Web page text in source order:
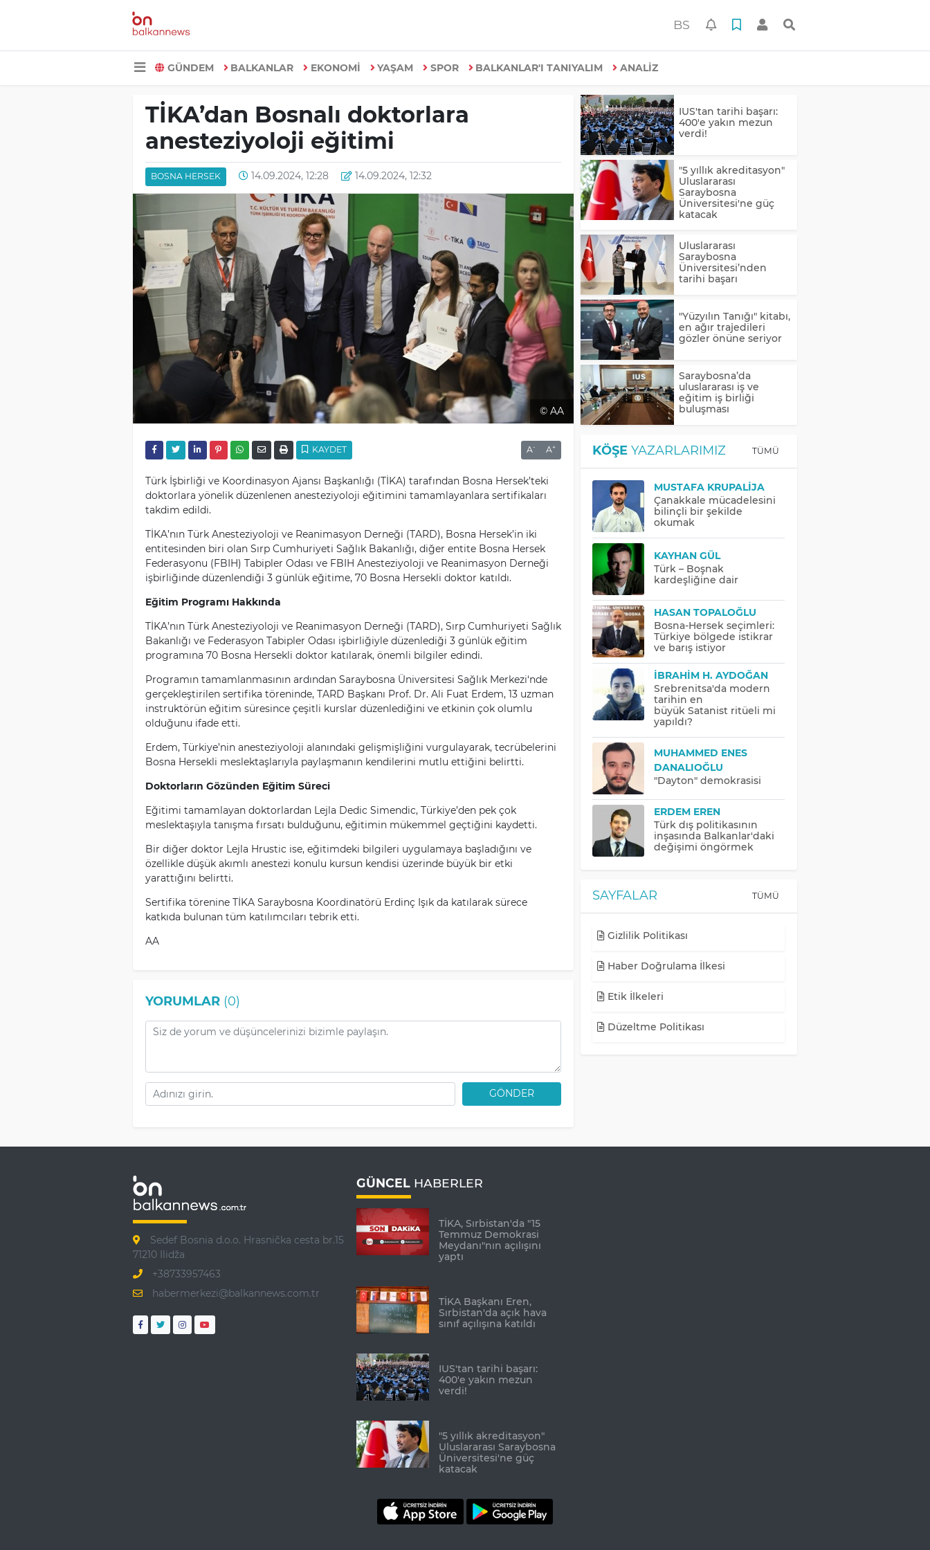
BS
GÜNDEM BALKANLAR EKONOMİ YAŞAM SPOR BALKANLAR'I TANIYALIM ANALİZ
TİKA’dan Bosnalı doktorlara
anesteziyoloji eğitimi
BOSNA HERSEK 14.09.2024, 12:28 14.09.2024, 12:32
© AA
KAYDET A- A+
Türk İşbirliği ve Koordinasyon Ajansı Başkanlığı (TİKA) tarafından Bosna Hersek’teki
doktorlara yönelik düzenlenen anesteziyoloji eğitimini tamamlayanlara sertifikaları
takdim edildi.
TİKA’nın Türk Anesteziyoloji ve Reanimasyon Derneği (TARD), Bosna Hersek’in iki
entitesinden biri olan Sırp Cumhuriyeti Sağlık Bakanlığı, diğer entite Bosna Hersek
Federasyonu (FBIH) Tabipler Odası ve FBIH Anesteziyoloji ve Reanimasyon Derneği
işbirliğinde düzenlendiği 3 günlük eğitime, 70 Bosna Hersekli doktor katıldı.
Eğitim Programı Hakkında
TİKA’nın Türk Anesteziyoloji ve Reanimasyon Derneği (TARD), Sırp Cumhuriyeti Sağlık
Bakanlığı ve Federasyon Tabipler Odası işbirliğiyle düzenlediği 3 günlük eğitim
programına 70 Bosna Hersekli doktor katılarak, önemli bilgiler edindi.
Programın tamamlanmasının ardından Saraybosna Üniversitesi Sağlık Merkezi‘nde
gerçekleştirilen sertifika töreninde, TARD Başkanı Prof. Dr. Ali Fuat Erdem, 13 uzman
instruktörün eğitim süresince çeşitli kurslar düzenlediğini ve etkinin çok olumlu
olduğunu ifade etti.
Erdem, Türkiye’nin anesteziyoloji alanındaki gelişmişliğini vurgulayarak, tecrübelerini
Bosna Hersekli meslektaşlarıyla paylaşmanın kendilerini mutlu ettiğini belirtti.
Doktorların Gözünden Eğitim Süreci
Eğitimi tamamlayan doktorlardan Lejla Dedic Simendic, Türkiye’den pek çok
meslektaşıyla tanışma fırsatı bulduğunu, eğitimin mükemmel geçtiğini kaydetti.
Bir diğer doktor Lejla Hrustic ise, eğitimdeki bilgileri uygulamaya başladığını ve
özellikle düşük akımlı anestezi konulu kursun kendisi üzerinde büyük bir etki
yarattığını belirtti.
Sertifika törenine TİKA Saraybosna Koordinatörü Erdinç Işık da katılarak sürece
katkıda bulunan tüm katılımcıları tebrik etti.
AA
YORUMLAR(0)
GÖNDER
IUS'tan tarihi başarı:
400'e yakın mezun
verdi!
"5 yıllık akreditasyon"
Uluslararası
Saraybosna
Üniversitesi'ne güç
katacak
Uluslararası
Saraybosna
Üniversitesi’nden
tarihi başarı
"Yüzyılın Tanığı" kitabı,
en ağır trajedileri
gözler önüne seriyor
Saraybosna’da
uluslararası iş ve
eğitim iş birliği
buluşması
KÖŞE YAZARLARIMIZ TÜMÜ
MUSTAFA KRUPALIJA
Çanakkale mücadelesini
bilinçli bir şekilde
okumak
KAYHAN GÜL
Türk – Boşnak
kardeşliğine dair
HASAN TOPALOĞLU
Bosna-Hersek seçimleri:
Türkiye bölgede istikrar
ve barış istiyor
İBRAHIM H. AYDOĞAN
Srebrenitsa'da modern
tarihin en
büyük Satanist ritüeli mi
yapıldı?
MUHAMMED ENES
DANALIOĞLU
"Dayton" demokrasisi
ERDEM EREN
Türk dış politikasının
inşasında Balkanlar'daki
değişimi öngörmek
SAYFALAR TÜMÜ
Gizlilik Politikası
Haber Doğrulama İlkesi
Etik İlkeleri
Düzeltme Politikası
Sedef Bosnia d.o.o. Hrasnička cesta br.15
71210 Ilidža
+38733957463
habermerkezi@balkannews.com.tr
GÜNCEL HABERLER
TİKA, Sırbistan'da "15
Temmuz Demokrasi
Meydanı"nın açılışını
yaptı
TİKA Başkanı Eren,
Sırbistan'da açık hava
sınıf açılışına katıldı
IUS'tan tarihi başarı:
400'e yakın mezun
verdi!
"5 yıllık akreditasyon"
Uluslararası Saraybosna
Üniversitesi'ne güç
katacak